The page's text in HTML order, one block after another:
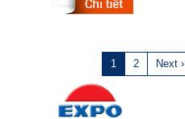
1 2 Next ›